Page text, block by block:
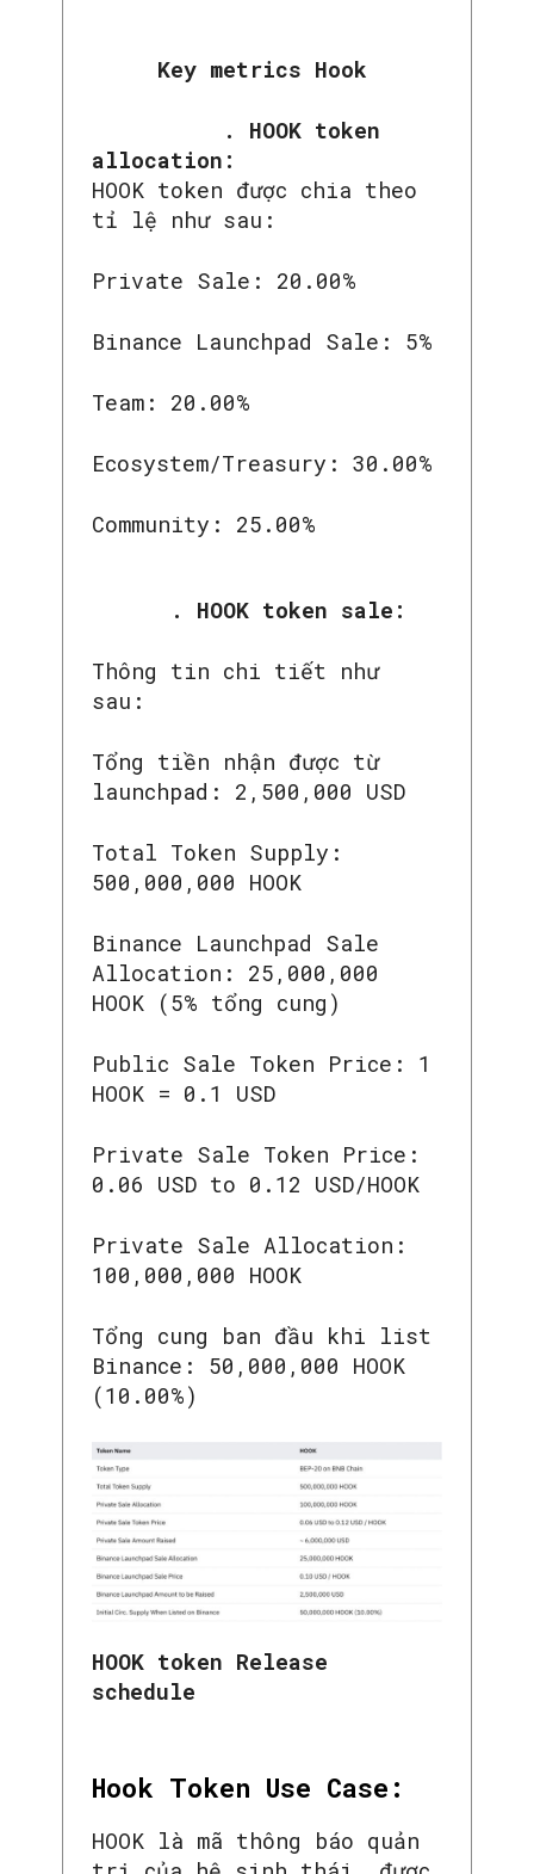
SEARCH...
Key metrics Hook
. HOOK token
allocation:
HOOK token được chia theo
tỉ lệ như sau:
Private Sale: 20.00%
Binance Launchpad Sale: 5%
Team: 20.00%
Ecosystem/Treasury: 30.00%
Community: 25.00%
. HOOK token sale:
Thông tin chi tiết như
sau:
Tổng tiền nhận được từ
launchpad: 2,500,000 USD
Total Token Supply:
500,000,000 HOOK
Binance Launchpad Sale
Allocation: 25,000,000
HOOK (5% tổng cung)
Public Sale Token Price: 1
HOOK = 0.1 USD
Private Sale Token Price:
0.06 USD to 0.12 USD/HOOK
Private Sale Allocation:
100,000,000 HOOK
Tổng cung ban đầu khi list
Binance: 50,000,000 HOOK
(10.00%)
HOOK token Release
schedule
Hook Token Use Case:
HOOK là mã thông báo quản